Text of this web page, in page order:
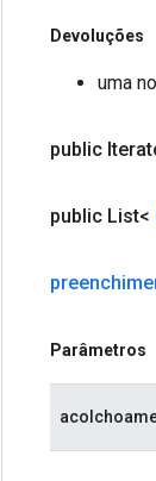
Devoluções
uma
public
public List<
Parâmetros